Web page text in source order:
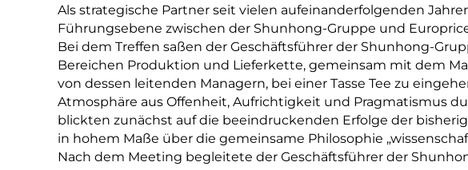
Als strategische Partner seit vielen aufeinanderfolgenden
Führungsebene zwischen der Shunhong-Gruppe und
Bei dem Treffen saßen der Geschäftsführer der Shunhong-
Bereichen Produktion und Lieferkette, gemeinsam mit dem
von dessen leitenden Managern, bei einer Tasse Tee zu
Atmosphäre aus Offenheit, Aufrichtigkeit und Pragmatismus
blickten zunächst auf die beeindruckenden Erfolge der
in hohem Maße über die gemeinsame Philosophie
Nach dem Meeting begleitete der Geschäftsführer der